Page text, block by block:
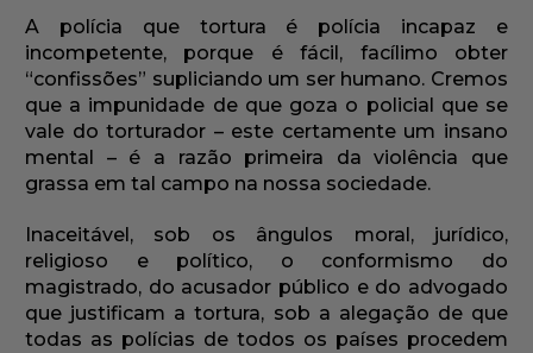
A polícia que tortura é polícia incapaz e
incompetente, porque é fácil, facílimo obter
“confissões” supliciando um ser humano. Cremos
que a impunidade de que goza o policial que se
vale do torturador – este certamente um insano
mental – é a razão primeira da violência que
grassa em tal campo na nossa sociedade.
Inaceitável, sob os ângulos moral, jurídico,
religioso e político, o conformismo do
magistrado, do acusador público e do advogado
que justificam a tortura, sob a alegação de que
todas as polícias de todos os países procedem